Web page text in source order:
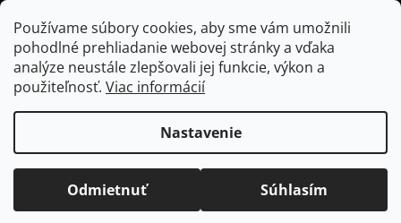
Používame súbory cookies, aby sme vám umožnili
pohodlné prehliadanie webovej stránky a vďaka
analýze neustále zlepšovali jej funkcie, výkon a
použiteľnosť. Viac informácií
Nastavenie
Odmietnuť Súhlasím
Prejsť
na
obsah
Hľadať
Domov
/ Vybavenie do jedálne / Poháre / Na vodu a whiskey
Na vodu a whiskey
Najpredávanejšie